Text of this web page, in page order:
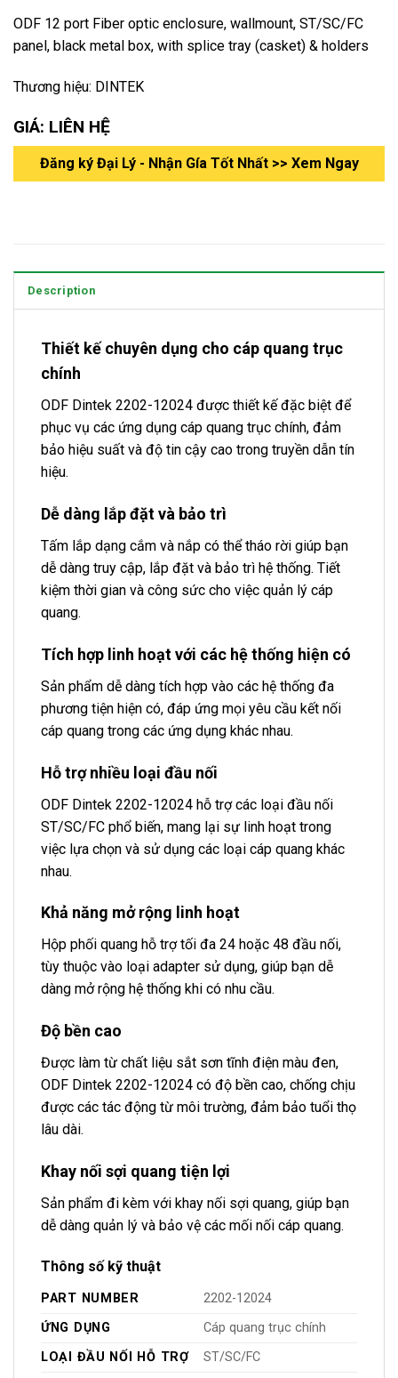
ODF 12 port Fiber optic enclosure, wallmount, ST/SC/FC
panel, black metal box, with splice tray (casket) & holders
Thương hiệu: DINTEK
GIÁ: LIÊN HỆ
Đăng ký Đại Lý - Nhận Gía Tốt Nhất >> Xem Ngay
Description
Thiết kế chuyên dụng cho cáp quang trục
chính
ODF Dintek 2202-12024 được thiết kế đặc biệt để
phục vụ các ứng dụng cáp quang trục chính, đảm
bảo hiệu suất và độ tin cậy cao trong truyền dẫn tín
hiệu.
Dễ dàng lắp đặt và bảo trì
Tấm lắp dạng cắm và nắp có thể tháo rời giúp bạn
dễ dàng truy cập, lắp đặt và bảo trì hệ thống. Tiết
kiệm thời gian và công sức cho việc quản lý cáp
quang.
Tích hợp linh hoạt với các hệ thống hiện có
Sản phẩm dễ dàng tích hợp vào các hệ thống đa
phương tiện hiện có, đáp ứng mọi yêu cầu kết nối
cáp quang trong các ứng dụng khác nhau.
Hỗ trợ nhiều loại đầu nối
ODF Dintek 2202-12024 hỗ trợ các loại đầu nối
ST/SC/FC phổ biến, mang lại sự linh hoạt trong
việc lựa chọn và sử dụng các loại cáp quang khác
nhau.
Khả năng mở rộng linh hoạt
Hộp phối quang hỗ trợ tối đa 24 hoặc 48 đầu nối,
tùy thuộc vào loại adapter sử dụng, giúp bạn dễ
dàng mở rộng hệ thống khi có nhu cầu.
Độ bền cao
Được làm từ chất liệu sắt sơn tĩnh điện màu đen,
ODF Dintek 2202-12024 có độ bền cao, chống chịu
được các tác động từ môi trường, đảm bảo tuổi thọ
lâu dài.
Khay nối sợi quang tiện lợi
Sản phẩm đi kèm với khay nối sợi quang, giúp bạn
dễ dàng quản lý và bảo vệ các mối nối cáp quang.
Thông số kỹ thuật
PART NUMBER
2202-12024
ỨNG DỤNG
Cáp quang trục chính
LOẠI ĐẦU NỐI HỖ TRỢ
ST/SC/FC